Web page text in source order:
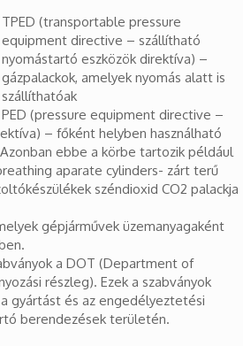
TPED (transportable pressure
equipment directive – szállítható
nyomástartó eszközök direktíva) –
gázpalackok, amelyek nyomás alatt is
szállíthatóak
PED (pressure equipment directive –
– főként helyben használható
ebbe a körbe tartozik például
aparate cylinders- zárt terű
széndioxid CO2 palackja
gépjárművek üzemanyagaként
a DOT (Department of
részleg). Ezek a szabványok
gyártást és az engedélyeztetési
berendezések területén.